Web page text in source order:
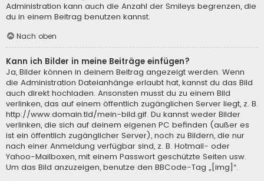
Administration kann auch die Anzahl der Smileys begrenzen, die
du in einem Beitrag benutzen kannst.
Nach oben
Kann ich Bilder in meine Beiträge einfügen?
Ja, Bilder können in deinem Beitrag angezeigt werden. Wenn
die Administration Dateianhänge erlaubt hat, kannst du das Bild
auch direkt hochladen. Ansonsten musst du zu einem Bild
verlinken, das auf einem öffentlich zugänglichen Server liegt, z. B.
http://www.domain.tld/mein-bild.gif. Du kannst weder Bilder
verlinken, die sich auf deinem eigenen PC befinden (außer es
ist ein öffentlich zugänglicher Server), noch zu Bildern, die nur
nach einer Anmeldung verfügbar sind, z. B. Hotmail- oder
Yahoo-Mailboxen, mit einem Passwort geschützte Seiten usw.
Um das Bild anzuzeigen, benutze den BBCode-Tag „[img]“.